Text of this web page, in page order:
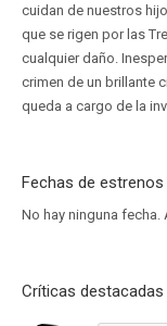
cuidan de nuestros
que se rigen por las
cualquier daño.
crimen de un brillante
queda a cargo de la
Fechas de estrenos
No hay ninguna fecha.
Críticas destacadas